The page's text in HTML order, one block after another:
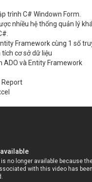
trình C# Windown Form.
nhiều hệ thống quản lý
Framework cùng 1 số
cơ sở dữ liệu
ADO và Entity Framework
Report